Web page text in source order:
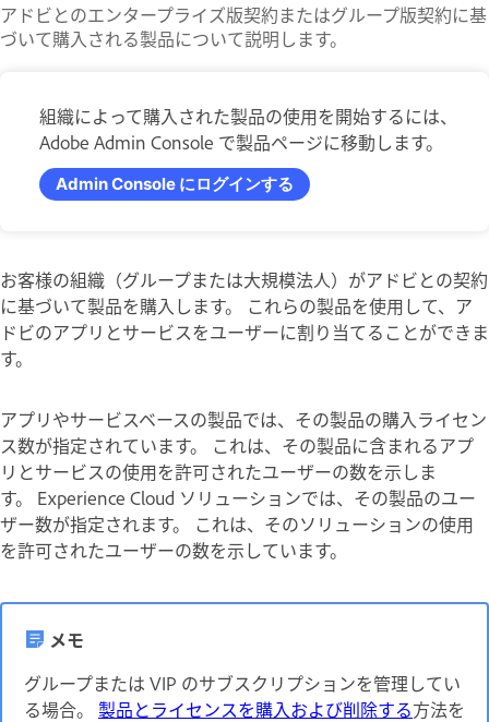
アドビとのエンタープライズ版契約またはグループ版契約に基
づいて購入される製品について説明します。
組織によって購入された製品の使用を開始するには、
Adobe Admin Console で製品ページに移動します。
Admin Console にログインする
お客様の組織（グループまたは大規模法人）がアドビとの契約
に基づいて製品を購入します。 これらの製品を使用して、ア
ドビのアプリとサービスをユーザーに割り当てることができま
す。
アプリやサービスベースの製品では、その製品の購入ライセン
ス数が指定されています。 これは、その製品に含まれるアプ
リとサービスの使用を許可されたユーザーの数を示しま
す。 Experience Cloud ソリューションでは、その製品のユー
ザー数が指定されます。 これは、そのソリューションの使用
を許可されたユーザーの数を示しています。
メモ
グループまたは VIP のサブスクリプションを管理してい
る場合。 製品とライセンスを購入および削除する方法を